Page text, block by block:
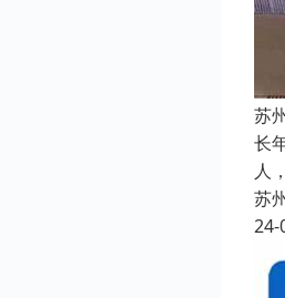
苏
长
人
苏
24-